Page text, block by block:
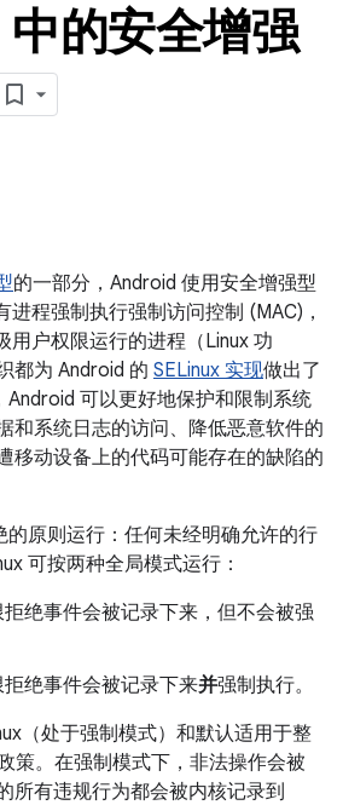
的安全增强
的一部分，Android 使用安全增强型
进程强制执行强制访问控制 (MAC)，
户权限运行的进程（Linux 功
都为 Android 的 SELinux 实现做出了
Android 可以更好地保护和限制系统
和系统日志的访问、降低恶意软件的
移动设备上的代码可能存在的缺陷的
的原则运行：任何未经明确允许的行
可按两种全局模式运行：
绝事件会被记录下来，但不会被强
绝事件会被记录下来并强制执行。
（处于强制模式）和默认适用于整
策。在强制模式下，非法操作会被
所有违规行为都会被内核记录到